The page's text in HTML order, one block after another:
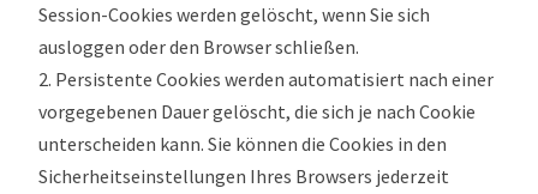
Session-Cookies werden gelöscht, wenn Sie sich
ausloggen oder den Browser schließen.
Persistente Cookies werden automatisiert nach einer
vorgegebenen Dauer gelöscht, die sich je nach Cookie
unterscheiden kann. Sie können die Cookies in den
Sicherheitseinstellungen Ihres Browsers jederzeit